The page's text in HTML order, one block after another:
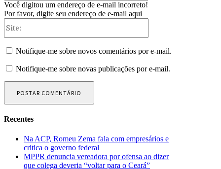
Você digitou um endereço de e-mail incorreto!
Por favor, digite seu endereço de e-mail aqui
Notifique-me sobre novos comentários por e-mail.
Notifique-me sobre novas publicações por e-mail.
Recentes
Na ACP, Romeu Zema fala com empresários e
critica o governo federal
MPPR denuncia vereadora por ofensa ao dizer
que colega deveria “voltar para o Ceará”